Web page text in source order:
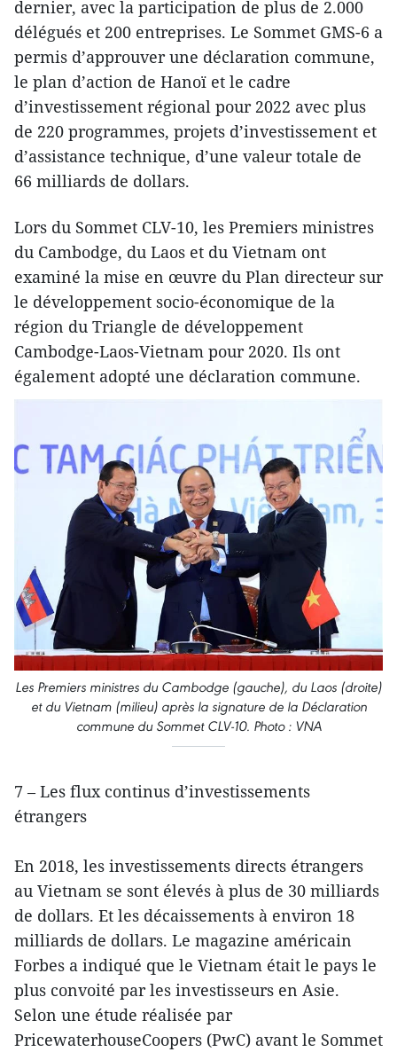
dernier, avec la participation de plus de 2.000
délégués et 200 entreprises. Le Sommet GMS-6 a
permis d’approuver une déclaration commune,
le plan d’action de Hanoï et le cadre
d’investissement régional pour 2022 avec plus
de 220 programmes, projets d’investissement et
d’assistance technique, d’une valeur totale de
66 milliards de dollars.
Lors du Sommet CLV-10, les Premiers ministres
du Cambodge, du Laos et du Vietnam ont
examiné la mise en œuvre du Plan directeur sur
le développement socio-économique de la
région du Triangle de développement
Cambodge-Laos-Vietnam pour 2020. Ils ont
également adopté une déclaration commune.
Les Premiers ministres du Cambodge (gauche), du Laos (droite)
et du Vietnam (milieu) après la signature de la Déclaration
commune du Sommet CLV-10. Photo : VNA
7 – Les flux continus d’investissements
étrangers
En 2018, les investissements directs étrangers
au Vietnam se sont élevés à plus de 30 milliards
de dollars. Et les décaissements à environ 18
milliards de dollars. Le magazine américain
Forbes a indiqué que le Vietnam était le pays le
plus convoité par les investisseurs en Asie.
Selon une étude réalisée par
PricewaterhouseCoopers (PwC) avant le Sommet